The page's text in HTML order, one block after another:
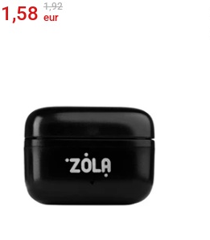
1,58 1,92
eur